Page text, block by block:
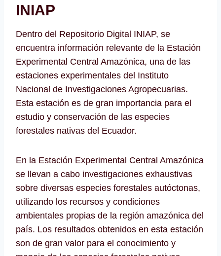
INIAP
Dentro del Repositorio Digital INIAP, se
encuentra información relevante de la Estación
Experimental Central Amazónica, una de las
estaciones experimentales del Instituto
Nacional de Investigaciones Agropecuarias.
Esta estación es de gran importancia para el
estudio y conservación de las especies
forestales nativas del Ecuador.
En la Estación Experimental Central Amazónica
se llevan a cabo investigaciones exhaustivas
sobre diversas especies forestales autóctonas,
utilizando los recursos y condiciones
ambientales propias de la región amazónica del
país. Los resultados obtenidos en esta estación
son de gran valor para el conocimiento y